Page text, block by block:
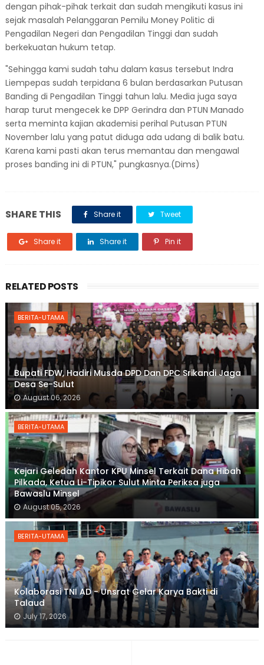
dengan pihak-pihak terkait dan sudah mengikuti kasus ini
sejak masalah Pelanggaran Pemilu Money Politic di
Pengadilan Negeri dan Pengadilan Tinggi dan sudah
berkekuatan hukum tetap.
"Sehingga kami sudah tahu dalam kasus tersebut Indra
Liempepas sudah terpidana 6 bulan berdasarkan Putusan
Banding di Pengadilan Tinggi tahun lalu. Media juga saya
harap turut mengecek ke DPP Gerindra dan PTUN Manado
serta meminta kajian akademisi perihal Putusan PTUN
November lalu yang patut diduga ada udang di balik batu.
Karena kami pasti akan terus memantau dan mengawal
proses banding ini di PTUN," pungkasnya.(Dims)
SHARE THIS Share it Tweet
Share it Share it Pin it
RELATED POSTS
BERITA-UTAMA
Bupati FDW, Hadiri Musda DPD Dan DPC Srikandi Jaga
Desa Se-Sulut
August 06, 2026
BERITA-UTAMA
Kejari Geledah Kantor KPU Minsel Terkait Dana Hibah
Pilkada, Ketua Li-Tipikor Sulut Minta Periksa juga
Bawaslu Minsel
August 05, 2026
BERITA-UTAMA
Kolaborasi TNI AD - Unsrat Gelar Karya Bakti di
Talaud
July 17, 2026